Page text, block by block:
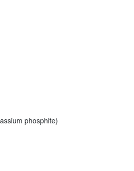
phosphite)